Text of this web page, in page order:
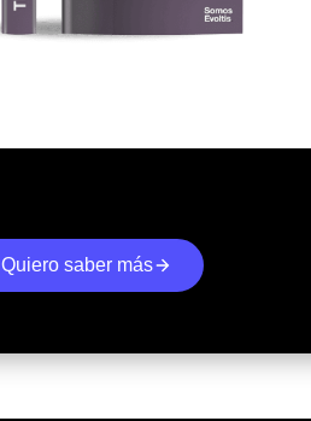
Quiero saber más